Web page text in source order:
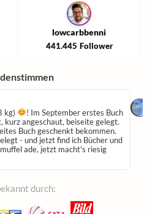
lowcarbbenni
441.445 Follower
kg)
! Im September erstes Buch
kurz angeschaut, beiseite gelegt.
Buch geschenkt bekommen.
- und jetzt find ich Bücher und
ade, jetzt macht's riesig
durch: